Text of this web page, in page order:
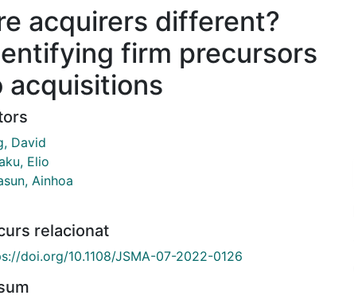
acquirers different?
firm precursors
acquisitions
David
Elio
Ainhoa
relacionat
doi.org/10.1108/JSMA-07-2022-0126